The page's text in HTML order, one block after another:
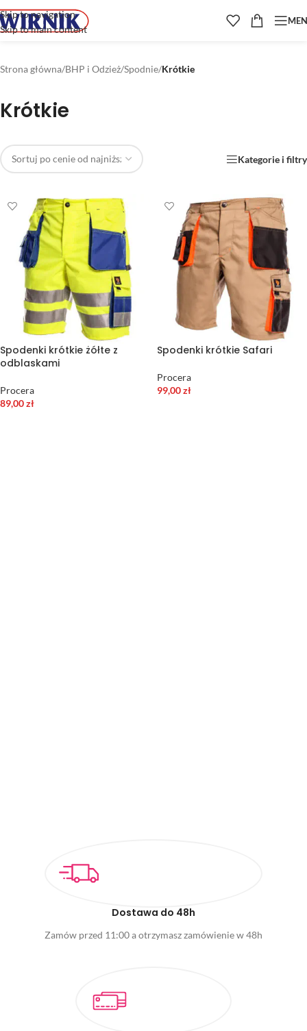
Skip to navigation
Skip to main content
Strona główna/BHP i Odzież/Spodnie/Krótkie
Krótkie
Kategorie i filtry
Spodenki krótkie żółte z
odblaskami
Procera
89,00zł
Spodenki krótkie Safari
Procera
99,00zł
Dostawa do 48h
Zamów przed 11:00 a otrzymasz zamówienie w 48h